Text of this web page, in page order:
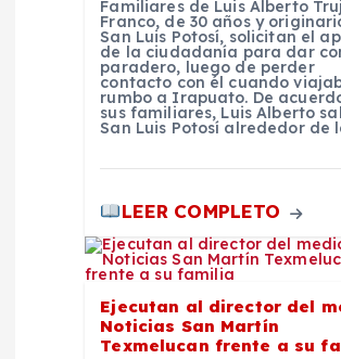
Familiares de Luis Alberto
Franco, de 30 años y
San Luis Potosí, solicitan el
de la ciudadanía para dar
paradero, luego de perder
contacto con él cuando
rumbo a Irapuato. De
sus familiares, Luis Alberto
San Luis Potosí alrededor de
LEER COMPLETO
Ejecutan al director del
Noticias San Martín
Texmelucan frente a su